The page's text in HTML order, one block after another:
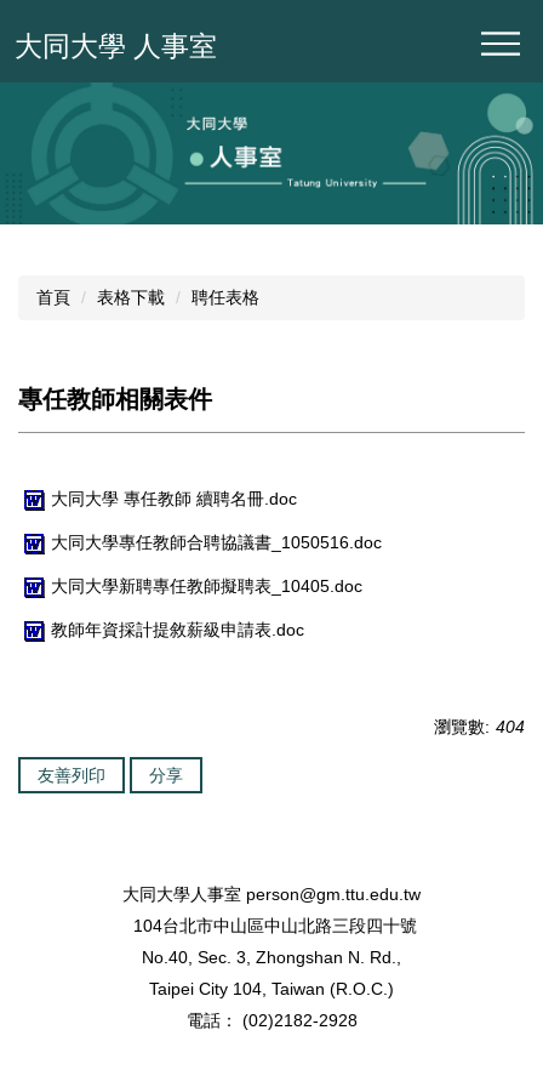
到
大同大學 人事室
首頁 表格下載 聘任表格
專任教師相關表件
大同大學 專任教師 續聘名冊.doc
大同大學專任教師合聘協議書_1050516.doc
大同大學新聘專任教師擬聘表_10405.doc
教師年資採計提敘薪級申請表.doc
瀏覽數: 404
友善列印 分享
大同大學人事室 person@gm.ttu.edu.tw
104台北市中山區中山北路三段四十號
No.40, Sec. 3, Zhongshan N. Rd.,
Taipei City 104, Taiwan (R.O.C.)
電話： (02)2182-2928